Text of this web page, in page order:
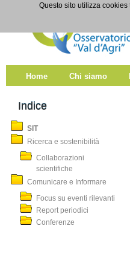
Salta al contenuto
Home Chi siamo
Indice
SIT
Ricerca e sostenibilità
Collaborazioni
scientifiche
Comunicare e Informare
Focus su eventi rilevanti
Report periodici
Conferenze
Questo sito utilizza